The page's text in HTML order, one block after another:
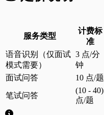
服务类型
计费标
准
语音识别（仅面试
模式需要）
3 点/分
钟
面试问答 10 点/题
笔试问答
(10 - 40)
点/题